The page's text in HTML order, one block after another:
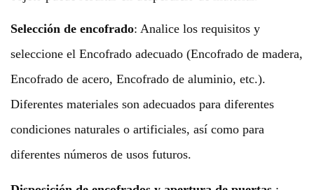
Selección de encofrado: Analice los requisitos y
seleccione el Encofrado adecuado (Encofrado de madera,
Encofrado de acero, Encofrado de aluminio, etc.).
Diferentes materiales son adecuados para diferentes
condiciones naturales o artificiales, así como para
diferentes números de usos futuros.